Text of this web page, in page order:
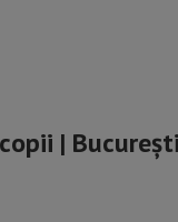
| București